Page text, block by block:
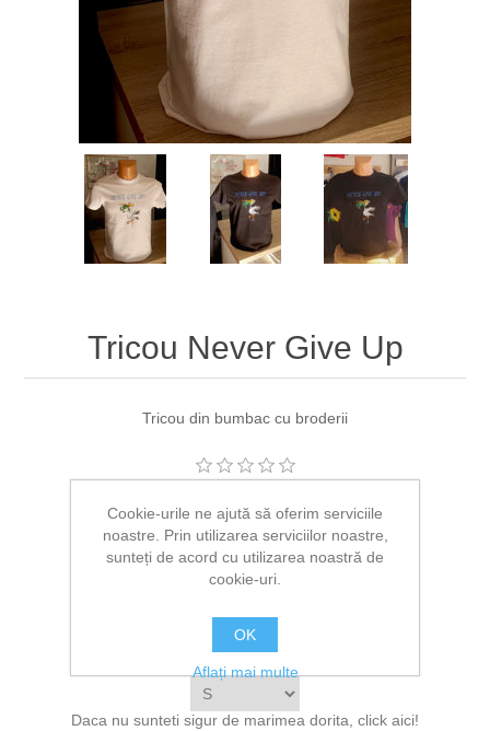
Tricou Never Give Up
Tricou din bumbac cu broderii
Producător: The T-Shirt Box
Selectati culoarea
Selectati marimea
Daca nu sunteti sigur de marimea dorita, click aici!
Cookie-urile ne ajută să oferim serviciile
noastre. Prin utilizarea serviciilor noastre,
sunteți de acord cu utilizarea noastră de
cookie-uri.
OK
Aflați mai multe